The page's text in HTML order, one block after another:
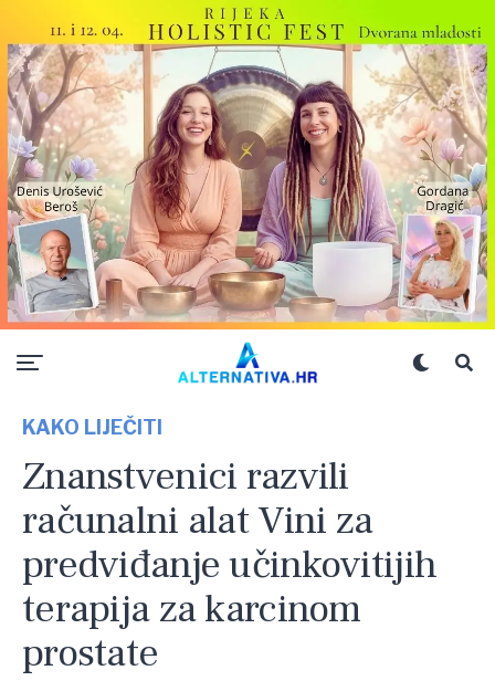
KAKO LIJEČITI
Znanstvenici razvili
računalni alat Vini za
predviđanje učinkovitijih
terapija za karcinom
prostate